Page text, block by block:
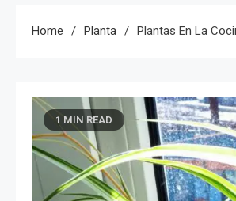
Home Planta Plantas En La
1 MIN READ